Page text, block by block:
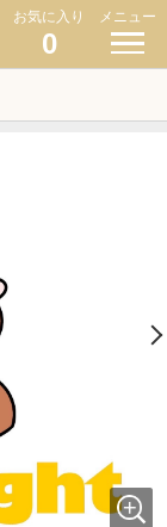
お気に入り
0
メニュー